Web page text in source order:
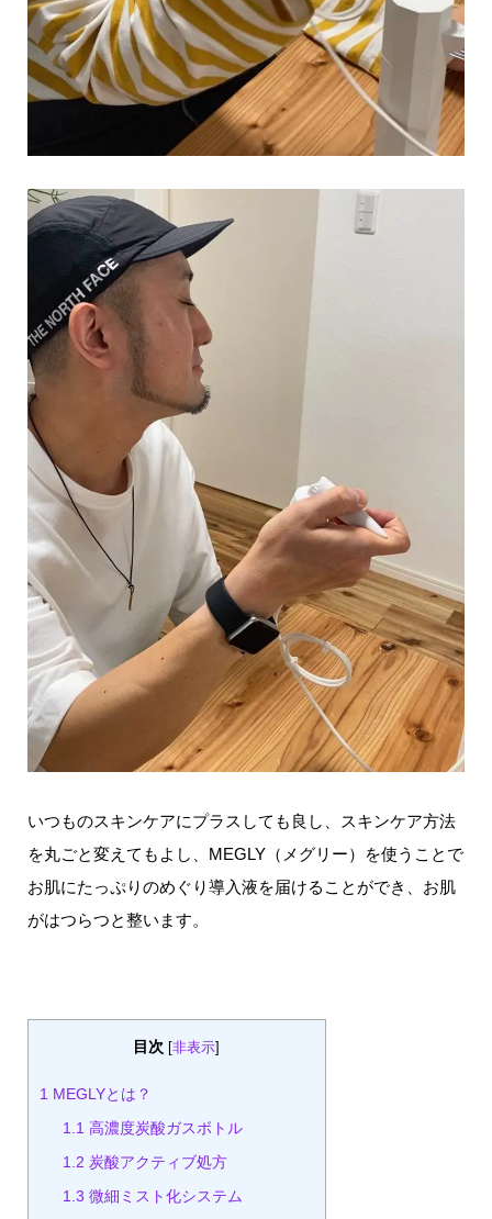
いつものスキンケアにプラスしても良し、スキンケア方法
を丸ごと変えてもよし、MEGLY（メグリー）を使うことで
お肌にたっぷりのめぐり導入液を届けることができ、お肌
がはつらつと整います。
目次 [非表示]
1 MEGLYとは？
1.1 高濃度炭酸ガスボトル
1.2 炭酸アクティブ処方
1.3 微細ミスト化システム